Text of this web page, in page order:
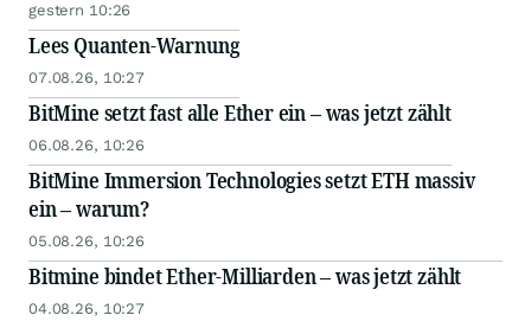
gestern 10:26
Lees Quanten-Warnung
07.08.26, 10:27
BitMine setzt fast alle Ether ein – was jetzt zählt
06.08.26, 10:26
BitMine Immersion Technologies setzt ETH massiv
ein – warum?
05.08.26, 10:26
Bitmine bindet Ether-Milliarden – was jetzt zählt
04.08.26, 10:27